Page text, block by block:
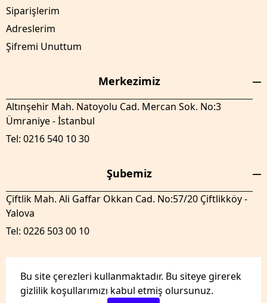
Bu site çerezleri kullanmaktadır. Bu siteye girerek
gizlilik koşullarımızı kabul etmiş olursunuz.
Siparişlerim
Adreslerim
Şifremi Unuttum
Merkezimiz
Altınşehir Mah. Natoyolu Cad. Mercan Sok. No:3
Ümraniye - İstanbul
Tel: 0216 540 10 30
Şubemiz
Çiftlik Mah. Ali Gaffar Okkan Cad. No:57/20 Çiftlikköy -
Yalova
Tel: 0226 503 00 10